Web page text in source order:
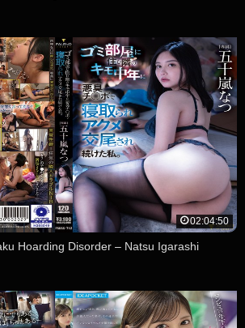
02:04:50
Hoarding Disorder – Natsu Igarashi